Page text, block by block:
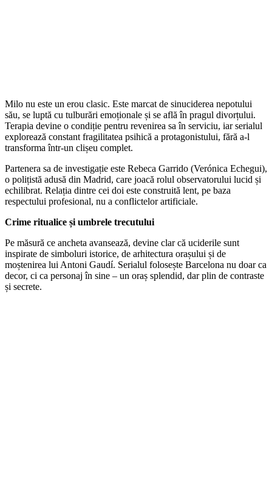
Milo nu este un erou clasic. Este marcat de sinuciderea nepotului
său, se luptă cu tulburări emoționale și se află în pragul divorțului.
Terapia devine o condiție pentru revenirea sa în serviciu, iar serialul
explorează constant fragilitatea psihică a protagonistului, fără a-l
transforma într-un clișeu complet.
Partenera sa de investigație este Rebeca Garrido (Verónica Echegui),
o polițistă adusă din Madrid, care joacă rolul observatorului lucid și
echilibrat. Relația dintre cei doi este construită lent, pe baza
respectului profesional, nu a conflictelor artificiale.
Crime ritualice și umbrele trecutului
Pe măsură ce ancheta avansează, devine clar că uciderile sunt
inspirate de simboluri istorice, de arhitectura orașului și de
moștenirea lui Antoni Gaudí. Serialul folosește Barcelona nu doar ca
decor, ci ca personaj în sine – un oraș splendid, dar plin de contraste
și secrete.